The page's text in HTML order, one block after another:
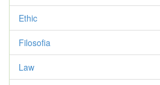
Ethic
Filosofia
Law